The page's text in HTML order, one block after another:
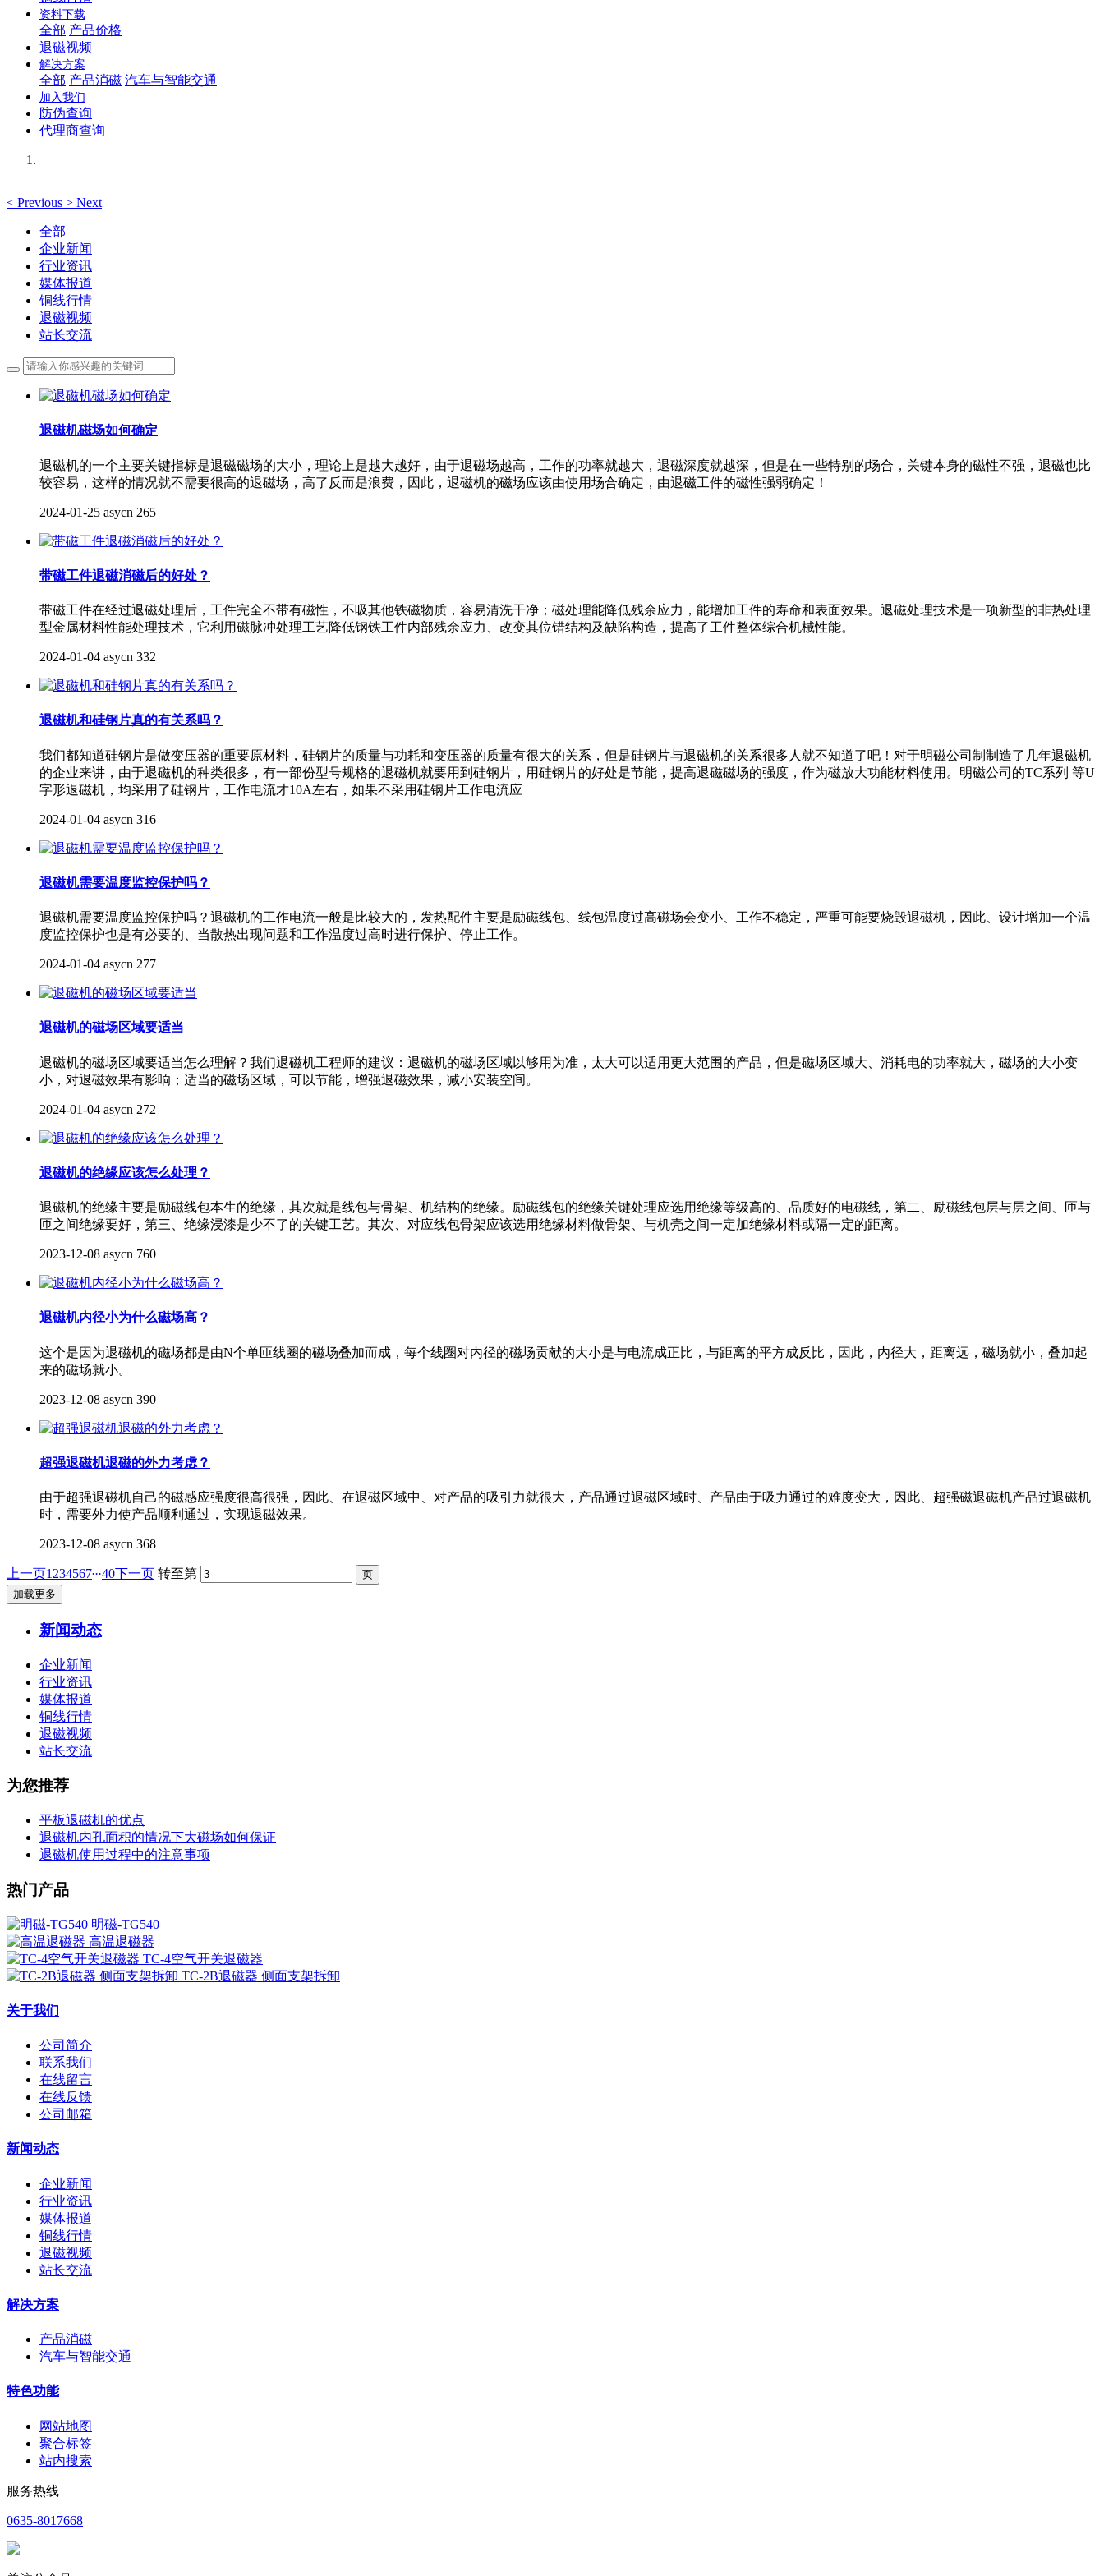
资料下载
全部 产品价格
退磁视频
解决方案
全部 产品消磁 汽车与智能交通
加入我们
防伪查询
代理商查询
< Previous > Next
全部
企业新闻
行业资讯
媒体报道
铜线行情
退磁视频
站长交流
退磁机磁场如何确定
退磁机的一个主要关键指标是退磁磁场的大小，理论上是越大越好，由于退磁场越高，工作的功率就越大，退磁深度就越深，但是在一些特别的场合，关键本身的磁性不强，退磁也比
较容易，这样的情况就不需要很高的退磁场，高了反而是浪费，因此，退磁机的磁场应该由使用场合确定，由退磁工件的磁性强弱确定！
2024-01-25 asycn 265
带磁工件退磁消磁后的好处？
带磁工件在经过退磁处理后，工件完全不带有磁性，不吸其他铁磁物质，容易清洗干净；磁处理能降低残余应力，能增加工件的寿命和表面效果。退磁处理技术是一项新型的非热处理
型金属材料性能处理技术，它利用磁脉冲处理工艺降低钢铁工件内部残余应力、改变其位错结构及缺陷构造，提高了工件整体综合机械性能。
2024-01-04 asycn 332
退磁机和硅钢片真的有关系吗？
我们都知道硅钢片是做变压器的重要原材料，硅钢片的质量与功耗和变压器的质量有很大的关系，但是硅钢片与退磁机的关系很多人就不知道了吧！对于明磁公司制制造了几年退磁机
的企业来讲，由于退磁机的种类很多，有一部份型号规格的退磁机就要用到硅钢片，用硅钢片的好处是节能，提高退磁磁场的强度，作为磁放大功能材料使用。明磁公司的TC系列 等U
字形退磁机，均采用了硅钢片，工作电流才10A左右，如果不采用硅钢片工作电流应
2024-01-04 asycn 316
退磁机需要温度监控保护吗？
退磁机需要温度监控保护吗？退磁机的工作电流一般是比较大的，发热配件主要是励磁线包、线包温度过高磁场会变小、工作不稳定，严重可能要烧毁退磁机，因此、设计增加一个温
度监控保护也是有必要的、当散热出现问题和工作温度过高时进行保护、停止工作。
2024-01-04 asycn 277
退磁机的磁场区域要适当
退磁机的磁场区域要适当怎么理解？我们退磁机工程师的建议：退磁机的磁场区域以够用为准，太大可以适用更大范围的产品，但是磁场区域大、消耗电的功率就大，磁场的大小变
小，对退磁效果有影响；适当的磁场区域，可以节能，增强退磁效果，减小安装空间。
2024-01-04 asycn 272
退磁机的绝缘应该怎么处理？
退磁机的绝缘主要是励磁线包本生的绝缘，其次就是线包与骨架、机结构的绝缘。励磁线包的绝缘关键处理应选用绝缘等级高的、品质好的电磁线，第二、励磁线包层与层之间、匝与
匝之间绝缘要好，第三、绝缘浸漆是少不了的关键工艺。其次、对应线包骨架应该选用绝缘材料做骨架、与机壳之间一定加绝缘材料或隔一定的距离。
2023-12-08 asycn 760
退磁机内径小为什么磁场高？
这个是因为退磁机的磁场都是由N个单匝线圈的磁场叠加而成，每个线圈对内径的磁场贡献的大小是与电流成正比，与距离的平方成反比，因此，内径大，距离远，磁场就小，叠加起
来的磁场就小。
2023-12-08 asycn 390
超强退磁机退磁的外力考虑？
由于超强退磁机自己的磁感应强度很高很强，因此、在退磁区域中、对产品的吸引力就很大，产品通过退磁区域时、产品由于吸力通过的难度变大，因此、超强磁退磁机产品过退磁机
时，需要外力使产品顺利通过，实现退磁效果。
2023-12-08 asycn 368
上一页1 234567...40下一页 转至第
加载更多
新闻动态
企业新闻
行业资讯
媒体报道
铜线行情
退磁视频
站长交流
为您推荐
平板退磁机的优点
退磁机内孔面积的情况下大磁场如何保证
退磁机使用过程中的注意事项
热门产品
明磁-TG540
高温退磁器
TC-4空气开关退磁器
TC-2B退磁器 侧面支架拆卸
关于我们
公司简介
联系我们
在线留言
在线反馈
公司邮箱
新闻动态
企业新闻
行业资讯
媒体报道
铜线行情
退磁视频
站长交流
解决方案
产品消磁
汽车与智能交通
特色功能
网站地图
聚合标签
站内搜索
服务热线
0635-8017668